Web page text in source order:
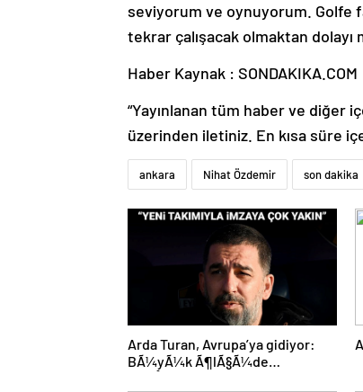
seviyorum ve oynuyorum. Golfe
tekrar çalışacak olmaktan
Haber Kaynak : SONDAKIKA.COM
“Yayınlanan tüm haber ve diğer
üzerinden iletiniz. En kısa süre
ankara Nihat Özdemir son dakika
Arda Turan, Avrupa’ya gidiyor:
BÃ¼yÃ¼k Ã¶lÃ§Ã¼de